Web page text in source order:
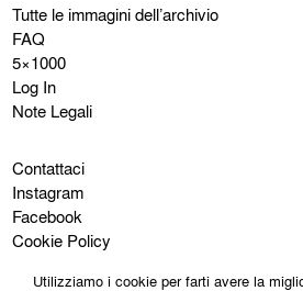
Tutte le immagini dell’archivio
FAQ
5×1000
Log In
Note Legali
Contattaci
Instagram
Facebook
Cookie Policy
Utilizziamo i cookie per farti avere la